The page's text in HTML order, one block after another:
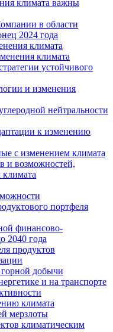
климата важны
в области
2024 года
климата
климата
устойчивого
и изменения
нейтральности
к изменению
с изменением климата
и возможностей,
портфеля
финансово-
2040 года
продуктов
добычи
и на транспорте
климата
мерзлоты
климатическим